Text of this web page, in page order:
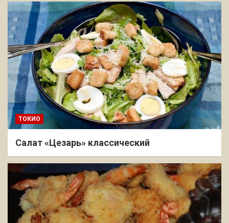
ТОКИО
Салат «Цезарь» классический